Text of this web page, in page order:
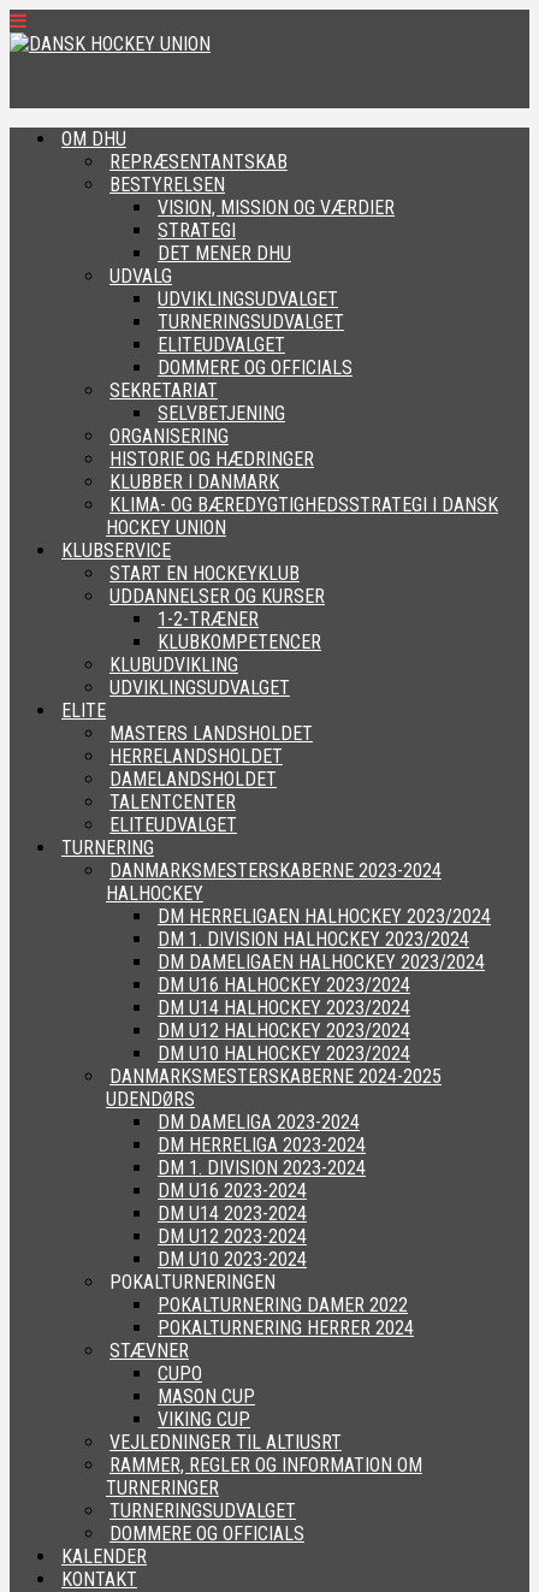
OM DHU
REPRÆSENTANTSKAB
BESTYRELSEN
VISION, MISSION OG VÆRDIER
STRATEGI
DET MENER DHU
UDVALG
UDVIKLINGSUDVALGET
TURNERINGSUDVALGET
ELITEUDVALGET
DOMMERE OG OFFICIALS
SEKRETARIAT
SELVBETJENING
ORGANISERING
HISTORIE OG HÆDRINGER
KLUBBER I DANMARK
KLIMA- OG BÆREDYGTIGHEDSSTRATEGI I DANSK
HOCKEY UNION
KLUBSERVICE
START EN HOCKEYKLUB
UDDANNELSER OG KURSER
1-2-TRÆNER
KLUBKOMPETENCER
KLUBUDVIKLING
UDVIKLINGSUDVALGET
ELITE
MASTERS LANDSHOLDET
HERRELANDSHOLDET
DAMELANDSHOLDET
TALENTCENTER
ELITEUDVALGET
TURNERING
DANMARKSMESTERSKABERNE 2023-2024
HALHOCKEY
DM HERRELIGAEN HALHOCKEY 2023/2024
DM 1. DIVISION HALHOCKEY 2023/2024
DM DAMELIGAEN HALHOCKEY 2023/2024
DM U16 HALHOCKEY 2023/2024
DM U14 HALHOCKEY 2023/2024
DM U12 HALHOCKEY 2023/2024
DM U10 HALHOCKEY 2023/2024
DANMARKSMESTERSKABERNE 2024-2025
UDENDØRS
DM DAMELIGA 2023-2024
DM HERRELIGA 2023-2024
DM 1. DIVISION 2023-2024
DM U16 2023-2024
DM U14 2023-2024
DM U12 2023-2024
DM U10 2023-2024
POKALTURNERINGEN
POKALTURNERING DAMER 2022
POKALTURNERING HERRER 2024
STÆVNER
CUPO
MASON CUP
VIKING CUP
VEJLEDNINGER TIL ALTIUSRT
RAMMER, REGLER OG INFORMATION OM
TURNERINGER
TURNERINGSUDVALGET
DOMMERE OG OFFICIALS
KALENDER
KONTAKT